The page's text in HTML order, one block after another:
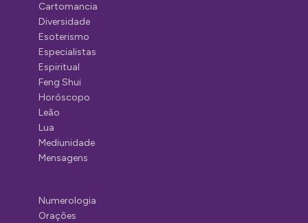
Cartomancia
Diversidade
Esoterismo
Especialistas
Espiritual
Feng Shui
Horóscopo
Leão
Lua
Mediunidade
Mensagens
Numerologia
Orações